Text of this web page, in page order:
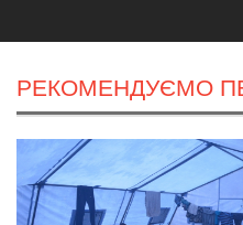
РЕКОМЕНДУЄМО